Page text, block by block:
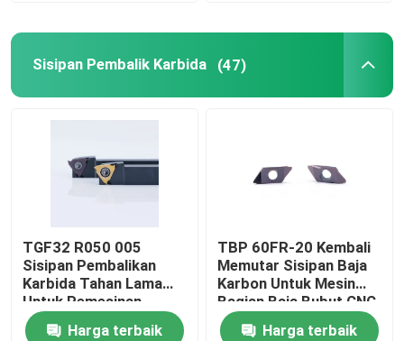
Sisipan Pembalik Karbida (47)
TGF32 R050 005
Sisipan Pembalikan
Karbida Tahan Lama
Untuk Pemesinan
Grooving Bubut CNC
Harga terbaik
TBP 60FR-20 Kembali
Memutar Sisipan Baja
Karbon Untuk Mesin
Bagian Baja Bubut CNC
Harga terbaik